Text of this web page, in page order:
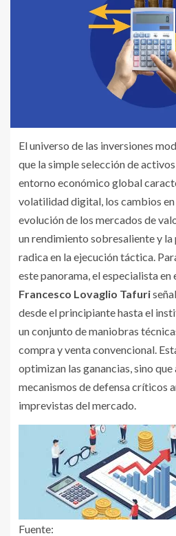
El universo de las inversiones
que la simple selección de
entorno económico global
volatilidad digital, los cambios en
evolución de los mercados de
un rendimiento sobresaliente y
radica en la ejecución táctica.
este panorama, el especialista
Francesco Lovaglio Tafuri
desde el principiante hasta el
un conjunto de maniobras
compra y venta convencional.
optimizan las ganancias, sino
mecanismos de defensa críticos
imprevistas del mercado.
Fuente: